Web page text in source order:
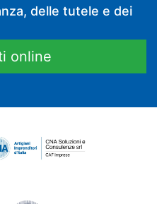
delle tutele e dei
online